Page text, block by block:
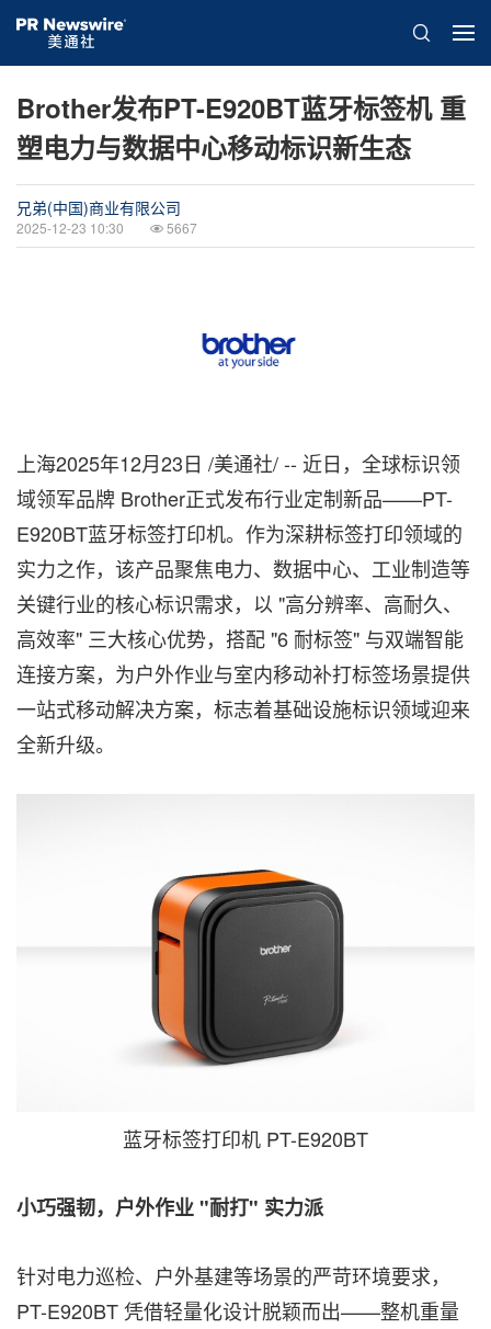
Brother发布PT-E920BT蓝牙标签机 重
塑电力与数据中心移动标识新生态
兄弟(中国)商业有限公司
2025-12-23 10:30 5667
上海2025年12月23日 /美通社/ -- 近日，全球标识领
域领军品牌 Brother正式发布行业定制新品——PT-
E920BT蓝牙标签打印机。作为深耕标签打印领域的
实力之作，该产品聚焦电力、数据中心、工业制造等
关键行业的核心标识需求，以 "高分辨率、高耐久、
高效率" 三大核心优势，搭配 "6 耐标签" 与双端智能
连接方案，为户外作业与室内移动补打标签场景提供
一站式移动解决方案，标志着基础设施标识领域迎来
全新升级。
蓝牙标签打印机 PT-E920BT
小巧强韧，户外作业 "耐打" 实力派
针对电力巡检、户外基建等场景的严苛环境要求，
PT-E920BT 凭借轻量化设计脱颖而出——整机重量